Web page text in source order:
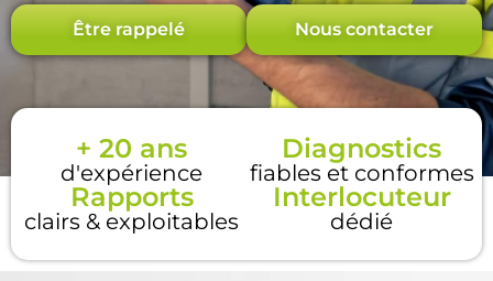
Être rappelé Nous contacter
+ 20 ans
d'expérience
Diagnostics
fiables et conformes
Rapports
clairs & exploitables
Interlocuteur
dédié